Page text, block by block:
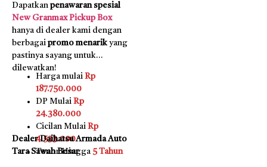
Dapatkan penawaran spesial
New Granmax Pickup Box
hanya di dealer kami dengan
berbagai promo menarik yang
pastinya sayang untuk
dilewatkan!
Harga mulai Rp
187.750.000
DP Mulai Rp
24.380.000
Cicilan Mulai Rp
4.533.000
Tenor Hingga 5 Tahun
Dealer Daihatsu Armada Auto
Tara Sawah Besar